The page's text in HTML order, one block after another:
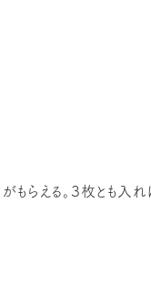
もらえる。３枚とも入